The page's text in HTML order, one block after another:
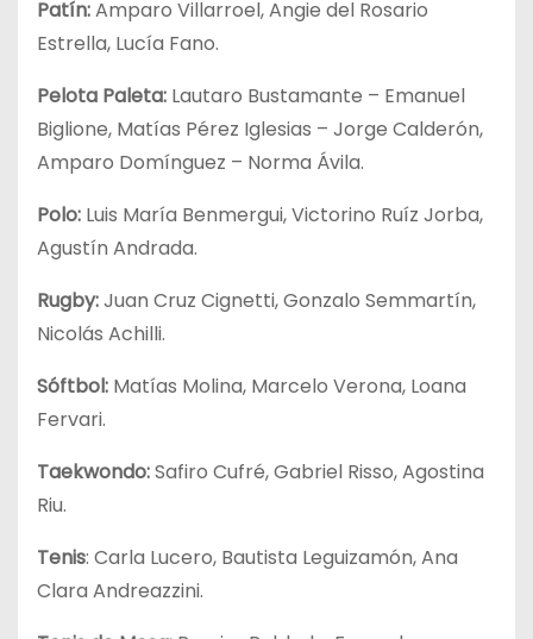
Patín:Amparo Villarroel, Angie del Rosario
Estrella, Lucía Fano.
Pelota Paleta: Lautaro Bustamante – Emanuel
Biglione, Matías Pérez Iglesias – Jorge Calderón,
Amparo Domínguez – Norma Ávila.
Polo: Luis María Benmergui, Victorino Ruíz Jorba,
Agustín Andrada.
Rugby:Juan Cruz Cignetti, Gonzalo Semmartín,
Nicolás Achilli.
Sóftbol: Matías Molina, Marcelo Verona, Loana
Fervari.
Taekwondo:Safiro Cufré, Gabriel Risso, Agostina
Riu.
Tenis: Carla Lucero, Bautista Leguizamón, Ana
Clara Andreazzini.